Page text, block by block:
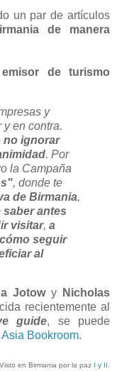
un par de artículos
de manera
de turismo
y
en contra.
no ignorar
. Por
la Campaña
, donde te
de Birmania,
saber antes
visitar, a
cómo seguir
al
Jotowy
Nicholas
recientemente al
guide, se puede
Asia Bookroom.
Visto en Birmania por la paz y .